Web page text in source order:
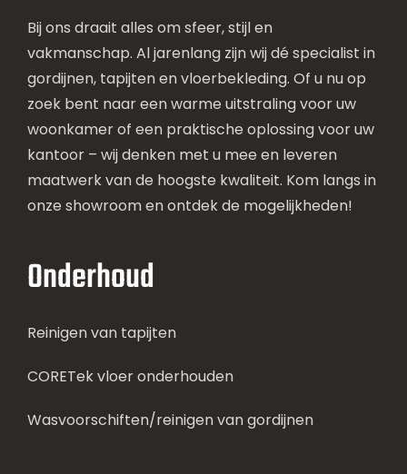
Bij ons draait alles om sfeer, stijl en
vakmanschap. Al jarenlang zijn wij dé specialist in
gordijnen, tapijten en vloerbekleding. Of u nu op
zoek bent naar een warme uitstraling voor uw
woonkamer of een praktische oplossing voor uw
kantoor – wij denken met u mee en leveren
maatwerk van de hoogste kwaliteit. Kom langs in
onze showroom en ontdek de mogelijkheden!
Onderhoud
Reinigen van tapijten
CORETek vloer onderhouden
Wasvoorschiften/reinigen van gordijnen